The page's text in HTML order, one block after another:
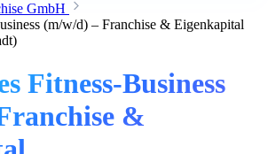
GmbH
(m/w/d) – Franchise & Eigenkapital
Fitness-Business
&